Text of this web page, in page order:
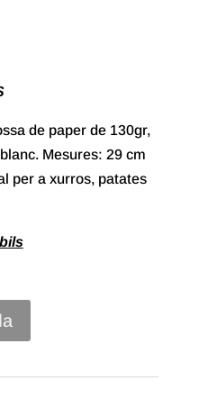
de paper de 130gr,
Mesures: 29 cm
per a xurros, patates